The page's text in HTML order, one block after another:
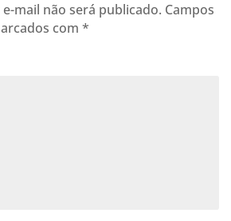
mail não será publicado. Campos
com *